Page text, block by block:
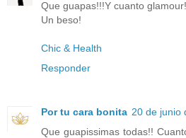
Que guapas!!!Y cuanto
Un beso!
Chic & Health
Responder
Por tu cara bonita 20 de junio
Que guapissimas todas!!